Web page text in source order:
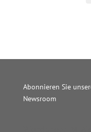
Abonnieren Sie
Newsroom